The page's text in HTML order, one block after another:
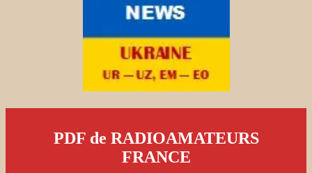
PDF de RADIOAMATEURS
FRANCE